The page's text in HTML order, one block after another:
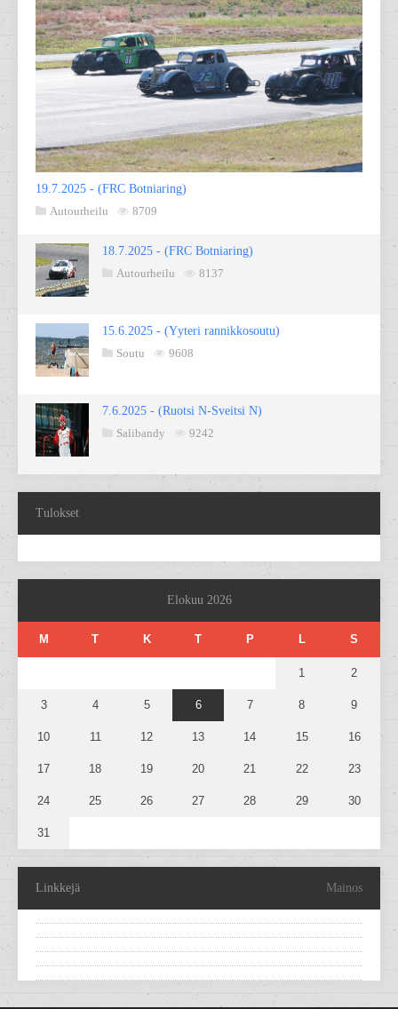
19.7.2025 - (FRC Botniaring)
Autourheilu
8709
18.7.2025 - (FRC Botniaring)
Autourheilu
8137
15.6.2025 - (Yyteri rannikkosoutu)
Soutu
9608
7.6.2025 - (Ruotsi N-Sveitsi N)
Salibandy
9242
Tulokset
Elokuu 2026
M T K T P L S
1 2
3 4 5 6 7 8 9
10 11 12 13 14 15 16
17 18 19 20 21 22 23
24 25 26 27 28 29 30
31
Linkkejä Mainos